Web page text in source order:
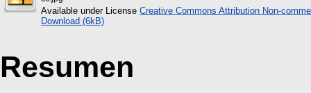
Available under License Creative Commons Attribution Non-
Download (6kB)
Resumen